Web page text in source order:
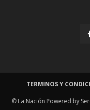
TERMINOS Y
© La Nación Powered by